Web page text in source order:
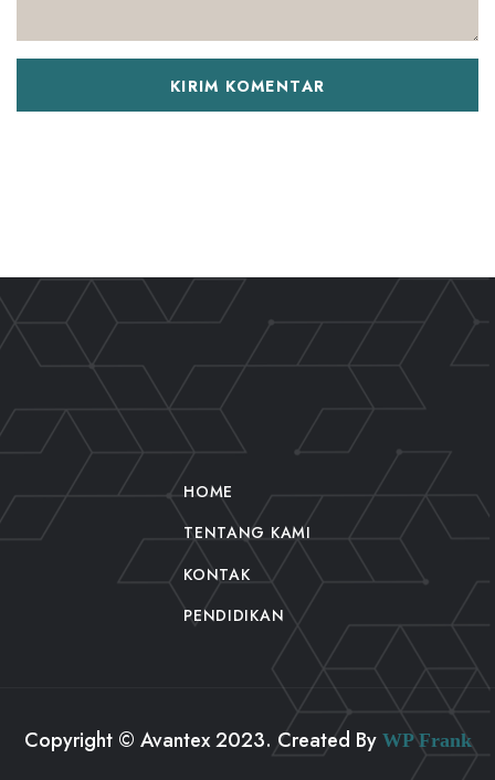
HOME
TENTANG KAMI
KONTAK
PENDIDIKAN
Copyright © Avantex 2023. Created By WP Frank